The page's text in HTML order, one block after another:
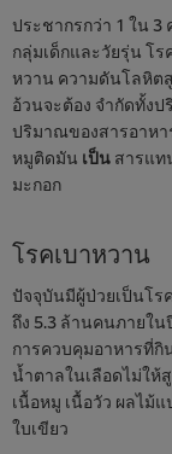
ประชากรกว่า 1 ใน
กลุ่มเด็กและวัยรุ่น โร
หวาน ความดันโลหิต
อ้วนจะต้อง จํากัดทั้ง
ปริมาณของสารอาห
หมูติดมัน เป็น สารแท
มะกอก
โรคเบาหวาน
ปัจจุบันมีผู้ป่วยเป็นโร
ถึง 5.3 ล้านคนภายใ
การควบคุมอาหารที่
น้ำตาลในเลือดไม่ให้
เนื้อหมู เนื้อวัว ผลไม้แ
ใบเขียว